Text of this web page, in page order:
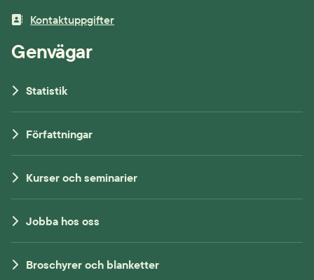
Kontaktuppgifter
Genvägar
Statistik
Författningar
Kurser och seminarier
Jobba hos oss
Broschyrer och blanketter